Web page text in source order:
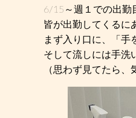
6/15～週１での出勤
皆が出勤してくるに
まず入り口に、「手
そして流しには手洗
（思わず見てたら、